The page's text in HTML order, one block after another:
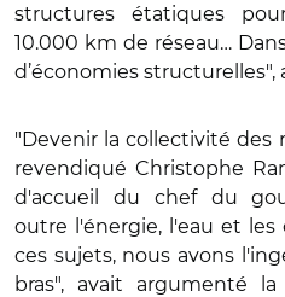
structures étatiques
10.000 km de réseau…
d’économies
"Devenir la collectivité des
revendiqué Christophe
d'accueil du chef du
outre l'énergie, l'eau et les
ces sujets, nous avons
bras", avait argumenté